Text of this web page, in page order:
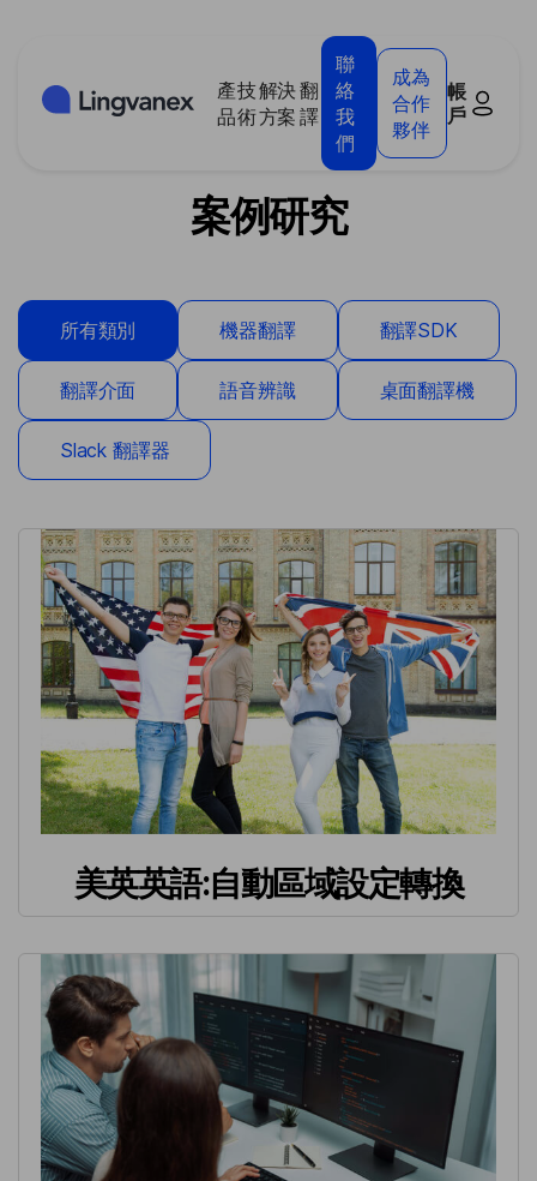
產
品
技
術
解決
方案
翻
譯
聯
絡
我
們
成為
合作
夥伴
帳
戶
案例研究
所有類別 機器翻譯 翻譯SDK
翻譯介面 語音辨識 桌面翻譯機
Slack 翻譯器
美英英語:自動區域設定轉換